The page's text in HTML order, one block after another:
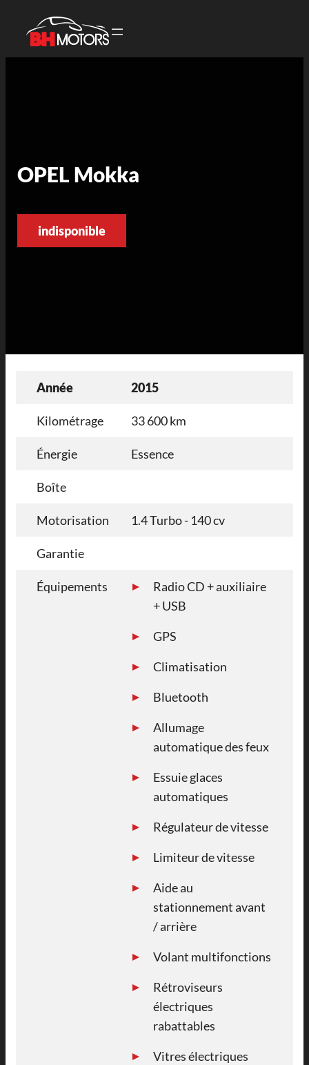
OPEL Mokka
indisponible
Année 2015
Kilométrage 33 600 km
Énergie Essence
Boîte
Motorisation 1.4 Turbo - 140 cv
Garantie
Équipements
Radio CD + auxiliaire
+ USB
GPS
Climatisation
Bluetooth
Allumage
automatique des feux
Essuie glaces
automatiques
Régulateur de vitesse
Limiteur de vitesse
Aide au
stationnement avant
/ arrière
Volant multifonctions
Rétroviseurs
électriques
rabattables
Vitres électriques